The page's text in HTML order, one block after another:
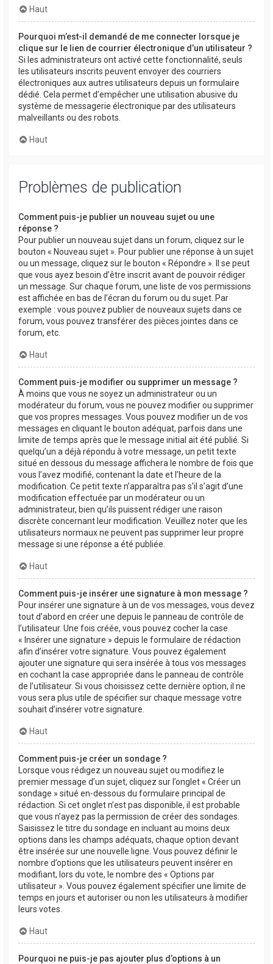
Haut
Pourquoi m’est-il demandé de me connecter lorsque je
clique sur le lien de courrier électronique d’un utilisateur ?
Si les administrateurs ont activé cette fonctionnalité, seuls
les utilisateurs inscrits peuvent envoyer des courriers
électroniques aux autres utilisateurs depuis un formulaire
dédié. Cela permet d’empêcher une utilisation abusive du
système de messagerie électronique par des utilisateurs
malveillants ou des robots.
Haut
Problèmes de publication
Comment puis-je publier un nouveau sujet ou une
réponse ?
Pour publier un nouveau sujet dans un forum, cliquez sur le
bouton « Nouveau sujet ». Pour publier une réponse à un sujet
ou un message, cliquez sur le bouton « Répondre ». Il se peut
que vous ayez besoin d’être inscrit avant de pouvoir rédiger
un message. Sur chaque forum, une liste de vos permissions
est affichée en bas de l’écran du forum ou du sujet. Par
exemple : vous pouvez publier de nouveaux sujets dans ce
forum, vous pouvez transférer des pièces jointes dans ce
forum, etc.
Haut
Comment puis-je modifier ou supprimer un message ?
À moins que vous ne soyez un administrateur ou un
modérateur du forum, vous ne pouvez modifier ou supprimer
que vos propres messages. Vous pouvez modifier un de vos
messages en cliquant le bouton adéquat, parfois dans une
limite de temps après que le message initial ait été publié. Si
quelqu’un a déjà répondu à votre message, un petit texte
situé en dessous du message affichera le nombre de fois que
vous l’avez modifié, contenant la date et l’heure de la
modification. Ce petit texte n’apparaîtra pas s’il s’agit d’une
modification effectuée par un modérateur ou un
administrateur, bien qu’ils puissent rédiger une raison
discrète concernant leur modification. Veuillez noter que les
utilisateurs normaux ne peuvent pas supprimer leur propre
message si une réponse a été publiée.
Haut
Comment puis-je insérer une signature à mon message ?
Pour insérer une signature à un de vos messages, vous devez
tout d’abord en créer une depuis le panneau de contrôle de
l’utilisateur. Une fois créée, vous pouvez cocher la case
« Insérer une signature » depuis le formulaire de rédaction
afin d’insérer votre signature. Vous pouvez également
ajouter une signature qui sera insérée à tous vos messages
en cochant la case appropriée dans le panneau de contrôle
de l’utilisateur. Si vous choisissez cette dernière option, il ne
vous sera plus utile de spécifier sur chaque message votre
souhait d’insérer votre signature.
Haut
Comment puis-je créer un sondage ?
Lorsque vous rédigez un nouveau sujet ou modifiez le
premier message d’un sujet, cliquez sur l’onglet « Créer un
sondage » situé en-dessous du formulaire principal de
rédaction. Si cet onglet n’est pas disponible, il est probable
que vous n’ayez pas la permission de créer des sondages.
Saisissez le titre du sondage en incluant au moins deux
options dans les champs adéquats, chaque option devant
être insérée sur une nouvelle ligne. Vous pouvez définir le
nombre d’options que les utilisateurs peuvent insérer en
modifiant, lors du vote, le nombre des « Options par
utilisateur ». Vous pouvez également spécifier une limite de
temps en jours et autoriser ou non les utilisateurs à modifier
leurs votes.
Haut
Pourquoi ne puis-je pas ajouter plus d’options à un